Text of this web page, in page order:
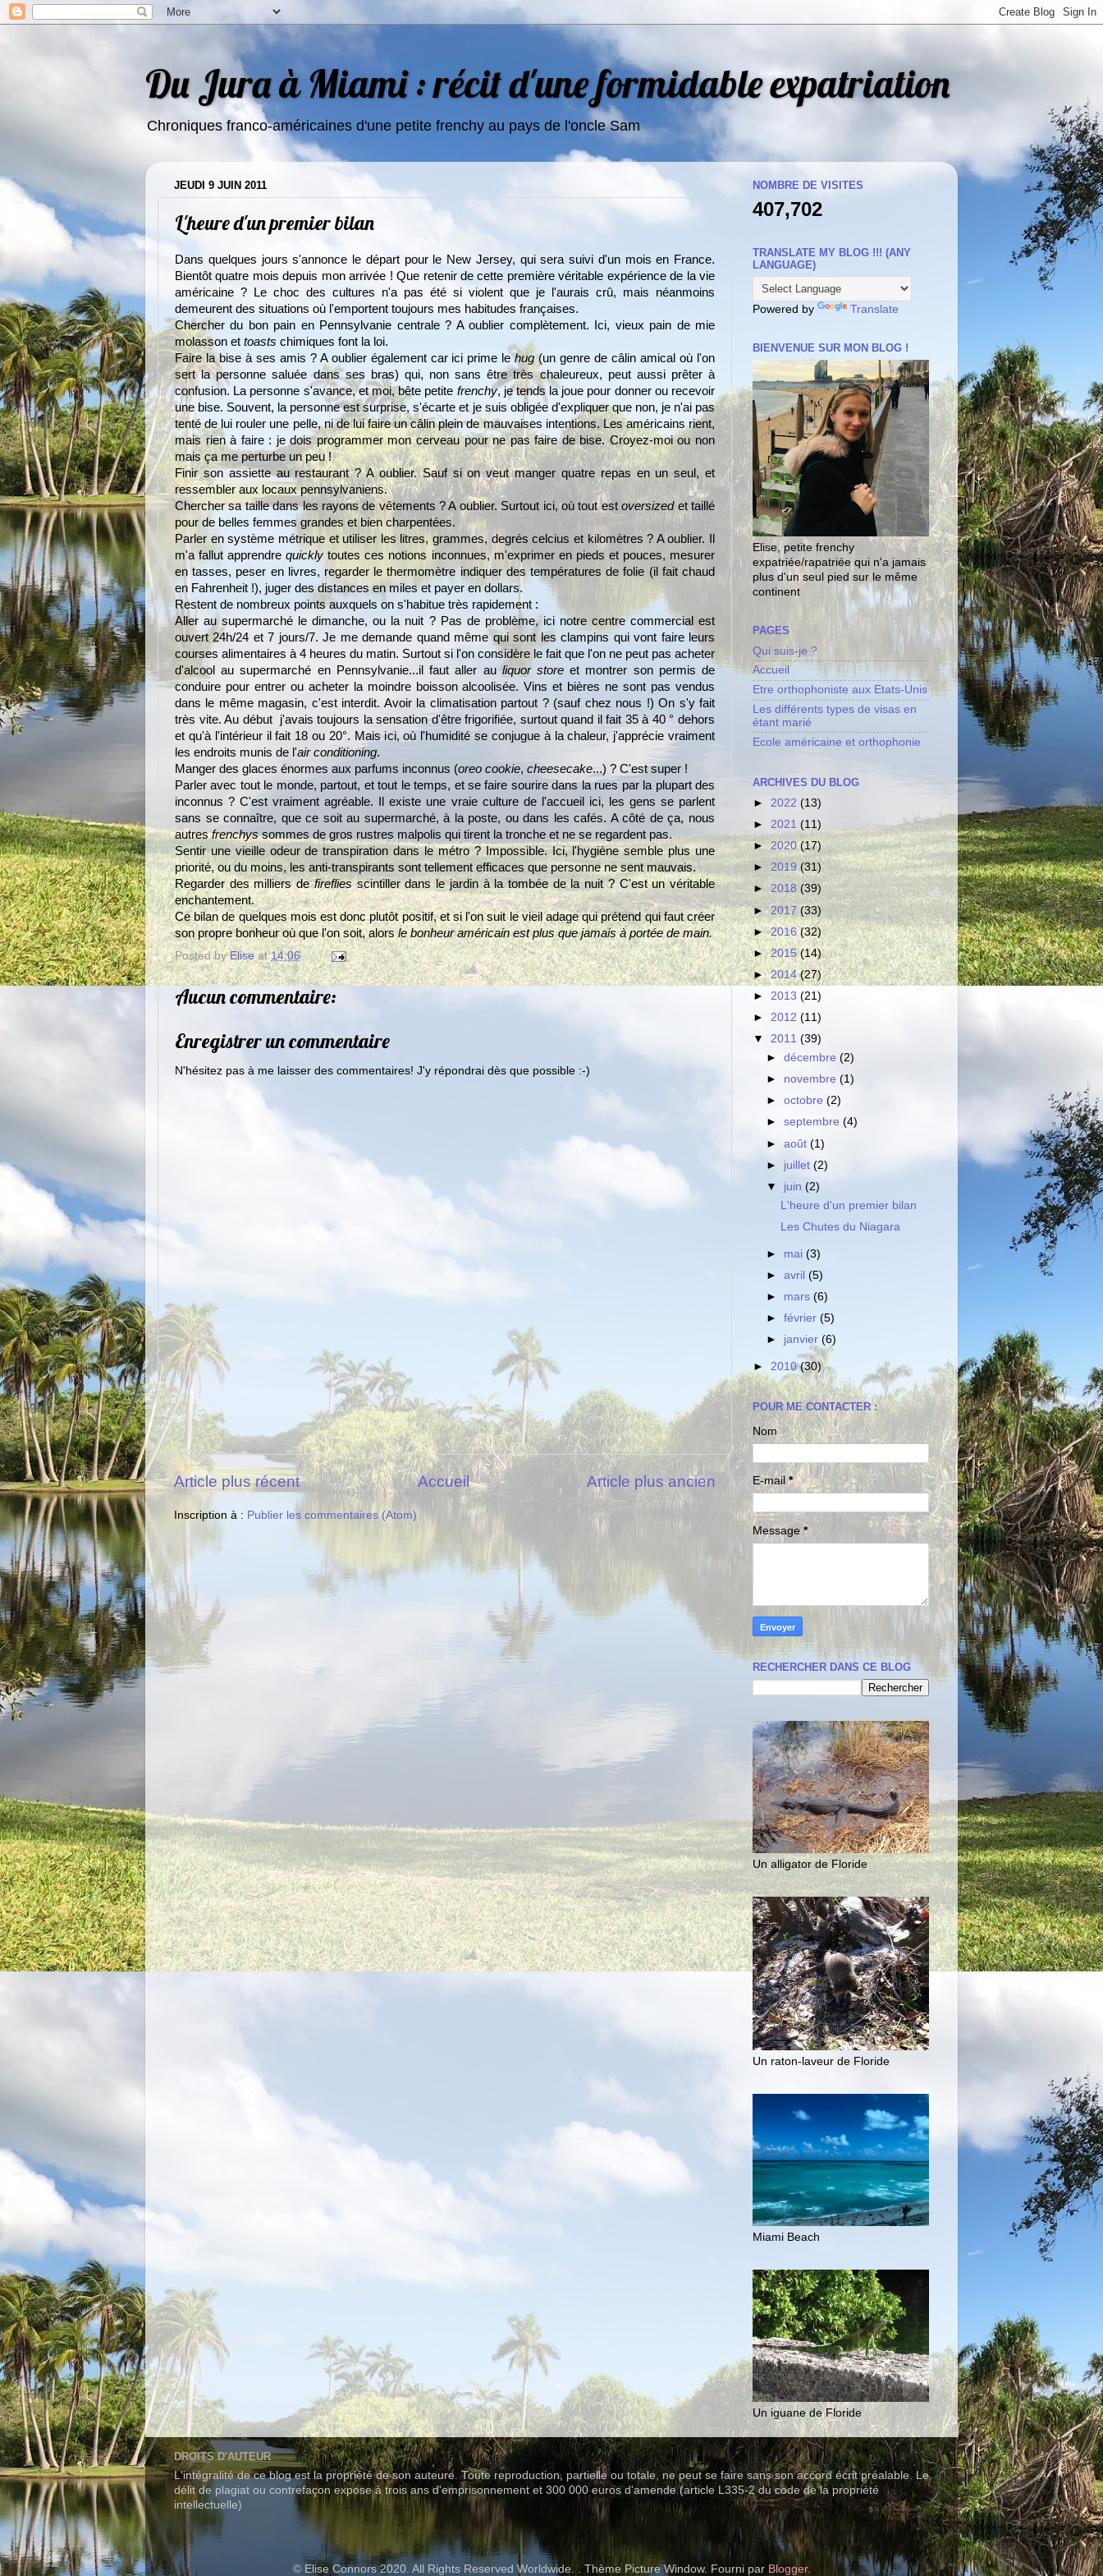
Du Jura à Miami : récit d'une formidable expatriation
Chroniques franco-américaines d'une petite frenchy au pays de l'oncle Sam
JEUDI 9 JUIN 2011
L'heure d'un premier bilan
Dans quelques jours s'annonce le départ pour le New Jersey, qui sera suivi d'un mois en France.
Bientôt quatre mois depuis mon arrivée ! Que retenir de cette première véritable expérience de la vie
américaine ? Le choc des cultures n'a pas été si violent que je l'aurais crû, mais néanmoins
demeurent des situations où l'emportent toujours mes habitudes françaises.
Chercher du bon pain en Pennsylvanie centrale ? A oublier complètement. Ici, vieux pain de mie
molasson et toasts chimiques font la loi.
Faire la bise à ses amis ? A oublier également car ici prime lehug(un genre de câlin amical où l'on
sert la personne saluée dans ses bras) qui, non sans être très chaleureux, peut aussi prêter à
confusion. La personne s'avance, et moi, bête petite frenchy, je tends la joue pour donner ou recevoir
une bise. Souvent, la personne est surprise, s'écarte et je suis obligée d'expliquer que non, je n'ai pas
tenté de lui rouler une pelle, ni de lui faire un câlin plein de mauvaises intentions. Les américains rient,
mais rien à faire : je dois programmer mon cerveau pour ne pas faire de bise. Croyez-moi ou non
mais ça me perturbe un peu !
Finir son assiette au restaurant ? A oublier. Sauf si on veut manger quatre repas en un seul, et
ressembler aux locaux pennsylvaniens.
Chercher sa taille dans les rayons de vêtements ? A oublier. Surtout ici, où tout estoversizedet taillé
pour de belles femmes grandes et bien charpentées.
Parler en système métrique et utiliser les litres, grammes, degrés celcius et kilomètres ? A oublier. Il
m'a fallut apprendrequickly toutes ces notions inconnues, m'exprimer en pieds et pouces, mesurer
en tasses, peser en livres, regarder le thermomètre indiquer des températures de folie (il fait chaud
en Fahrenheit !), juger des distances en miles et payer en dollars.
Restent de nombreux points auxquels on s'habitue très rapidement :
Aller au supermarché le dimanche, ou la nuit ? Pas de problème, ici notre centre commercial est
ouvert 24h/24 et 7 jours/7. Je me demande quand même qui sont les clampins qui vont faire leurs
courses alimentaires à 4 heures du matin. Surtout si l'on considère le fait que l'on ne peut pas acheter
d'alcool au supermarché en Pennsylvanie...il faut aller auliquor storeet montrer son permis de
conduire pour entrer ou acheter la moindre boisson alcoolisée. Vins et bières ne sont pas vendus
dans le même magasin, c'est interdit. Avoir la climatisation partout ? (sauf chez nous !) On s'y fait
très vite. Au début j'avais toujours la sensation d'être frigorifiée, surtout quand il fait 35 à 40 ° dehors
et qu'à l'intérieur il fait 18 ou 20°. Mais ici, où l'humidité se conjugue à la chaleur, j'apprécie vraiment
les endroits munis de l'air conditioning.
Manger des glaces énormes aux parfums inconnus (oreo cookie, cheesecake...) ? C'est super !
Parler avec tout le monde, partout, et tout le temps, et se faire sourire dans la rues par la plupart des
inconnus ? C'est vraiment agréable. Il existe une vraie culture de l'accueil ici, les gens se parlent
sans se connaître, que ce soit au supermarché, à la poste, ou dans les cafés. A côté de ça, nous
autresfrenchyssommes de gros rustres malpolis qui tirent la tronche et ne se regardent pas.
Sentir une vieille odeur de transpiration dans le métro ? Impossible. Ici, l'hygiène semble plus une
priorité, ou du moins, les anti-transpirants sont tellement efficaces que personne ne sent mauvais.
Regarder des milliers defirefliesscintiller dans le jardin à la tombée de la nuit ? C'est un véritable
enchantement.
Ce bilan de quelques mois est donc plutôt positif, et si l'on suit le vieil adage qui prétend qui faut créer
son propre bonheur où que l'on soit, alorsle bonheur américain est plus que jamais à portée de main.
Posted byElise at14:06
Aucun commentaire:
Enregistrer un commentaire
N'hésitez pas à me laisser des commentaires! J'y répondrai dès que possible :-)
Article plus récent Article plus ancien
Accueil
Inscription à : Publier les commentaires (Atom)
NOMBRE DE VISITES
407,702
TRANSLATE MY BLOG !!! (ANY
LANGUAGE)
Powered by Translate
BIENVENUE SUR MON BLOG !
Elise, petite frenchy
expatriée/rapatriée qui n'a jamais
plus d'un seul pied sur le même
continent
PAGES
Qui suis-je ?
Accueil
Etre orthophoniste aux Etats-Unis
Les différents types de visas en
étant marié
Ecole américaine et orthophonie
ARCHIVES DU BLOG
► 2022 (13)
► 2021 (11)
► 2020(17)
► 2019 (31)
►2018 (39)
►2017(33)
►2016(32)
►2015(14)
►2014(27)
► 2013 (21)
► 2012 (11)
▼ 2011 (39)
►décembre(2)
► novembre(1)
►octobre(2)
►septembre(4)
►août(1)
► juillet(2)
▼ juin(2)
L'heure d'un premier bilan
Les Chutes du Niagara
► mai(3)
►avril(5)
► mars(6)
►février(5)
► janvier(6)
► 2010(30)
POUR ME CONTACTER :
Nom
E-mail*
Message *
RECHERCHER DANS CE BLOG
Un alligator de Floride
Un raton-laveur de Floride
Miami Beach
Un iguane de Floride
DROITS D'AUTEUR
L'intégralité de ce blog est la propriété de son auteure. Toute reproduction, partielle ou totale, ne peut se faire sans son accord écrit préalable. Le
délit de plagiat ou contrefaçon expose à trois ans d'emprisonnement et 300 000 euros d'amende (article L335-2 du code de la propriété
intellectuelle)
© Elise Connors 2020. All Rights Reserved Worldwide. . Thème Picture Window. Fourni par Blogger.